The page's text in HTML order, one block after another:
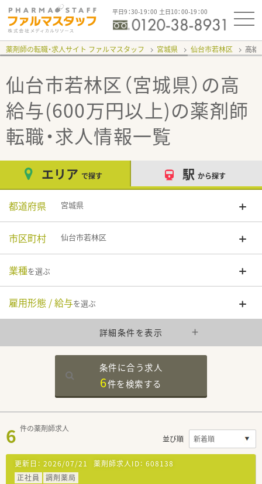
平日9：30-19：00 土日10：00-19：00
薬剤師の転職・求人サイト ファルマスタッフ 宮城県 仙台市若林区 高給
仙台市若林区（宮城県）の高
給与(600万円以上)の薬剤師
転職・求人情報一覧
エリア で探す 駅 から探す
都道府県 宮城県
市区町村 仙台市若林区
業種を選ぶ
雇用形態 / 給与を選ぶ
詳細条件を表示
条件に合う求人
6件を検索する
6 件の薬剤師求人
並び順
更新日： 2026/07/21 薬剤師求人ID： 608138
正社員
調剤薬局